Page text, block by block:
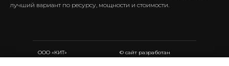
лучший вариант по ресурсу, мощности и стоимости.
© сайт разработан
ООО «КИТ»